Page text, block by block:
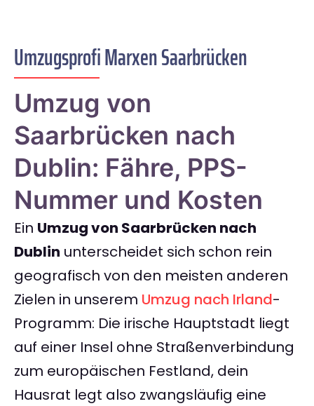
Umzugsprofi Marxen Saarbrücken
Umzug von
Saarbrücken nach
Dublin: Fähre, PPS-
Nummer und Kosten
Ein Umzug von Saarbrücken nach
Dublin unterscheidet sich schon rein
geografisch von den meisten anderen
Zielen in unserem Umzug nach Irland-
Programm: Die irische Hauptstadt liegt
auf einer Insel ohne Straßenverbindung
zum europäischen Festland, dein
Hausrat legt also zwangsläufig eine